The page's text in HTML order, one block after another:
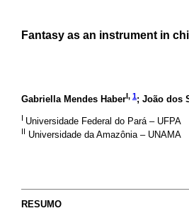
Fantasy as an instrument in
Gabriella Mendes HaberI, 1; João dos
I Universidade Federal do Pará – UFPA
II Universidade da Amazônia – UNAMA
RESUMO